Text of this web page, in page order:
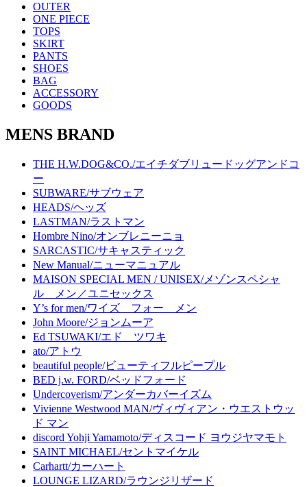
OUTER
ONE PIECE
TOPS
SKIRT
PANTS
SHOES
BAG
ACCESSORY
GOODS
MENS BRAND
THE H.W.DOG&CO./エイチダブリュードッグアンドコ
ー
SUBWARE/サブウェア
HEADS/ヘッズ
LASTMAN/ラストマン
Hombre Nino/オンブレニーニョ
SARCASTIC/サキャスティック
New Manual/ニューマニュアル
MAISON SPECIAL MEN / UNISEX/メゾンスペシャ
ル メン／ユニセックス
Y’s for men/ワイズ フォー メン
John Moore/ジョンムーア
Ed TSUWAKI/エド ツワキ
ato/アトウ
beautiful people/ビューティフルピープル
BED j.w. FORD/ベッドフォード
Undercoverism/アンダーカバーイズム
Vivienne Westwood MAN/ヴィヴィアン・ウエストウッ
ド マン
discord Yohji Yamamoto/ディスコード ヨウジヤマモト
SAINT MICHAEL/セントマイケル
Carhartt/カーハート
LOUNGE LIZARD/ラウンジリザード